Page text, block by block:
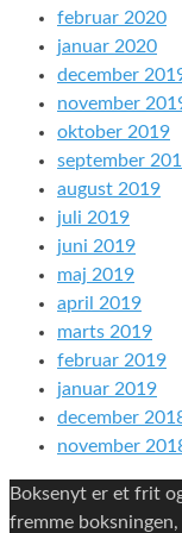
februar 2020
januar 2020
december
november
oktober 2019
september
august 2019
juli 2019
juni 2019
maj 2019
april 2019
marts 2019
februar 2019
januar 2019
december
november
Boksenyt er et frit
fremme